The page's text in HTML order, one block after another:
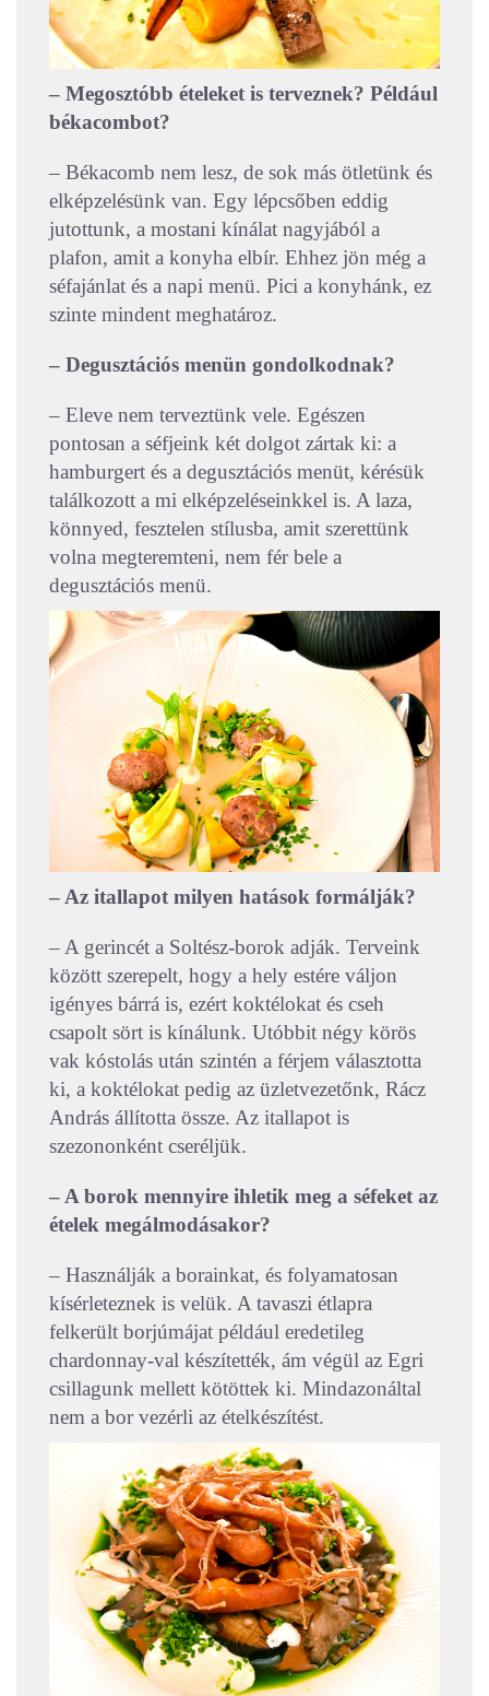
– Megosztóbb ételeket is terveznek? Például
békacombot?
– Békacomb nem lesz, de sok más ötletünk és
elképzelésünk van. Egy lépcsőben eddig
jutottunk, a mostani kínálat nagyjából a
plafon, amit a konyha elbír. Ehhez jön még a
séfajánlat és a napi menü. Pici a konyhánk, ez
szinte mindent meghatároz.
– Degusztációs menün gondolkodnak?
– Eleve nem terveztünk vele. Egészen
pontosan a séfjeink két dolgot zártak ki: a
hamburgert és a degusztációs menüt, kérésük
találkozott a mi elképzeléseinkkel is. A laza,
könnyed, fesztelen stílusba, amit szerettünk
volna megteremteni, nem fér bele a
degusztációs menü.
– Az itallapot milyen hatások formálják?
– A gerincét a Soltész-borok adják. Terveink
között szerepelt, hogy a hely estére váljon
igényes bárrá is, ezért koktélokat és cseh
csapolt sört is kínálunk. Utóbbit négy körös
vak kóstolás után szintén a férjem választotta
ki, a koktélokat pedig az üzletvezetőnk, Rácz
András állította össze. Az itallapot is
szezononként cseréljük.
– A borok mennyire ihletik meg a séfeket az
ételek megálmodásakor?
– Használják a borainkat, és folyamatosan
kísérleteznek is velük. A tavaszi étlapra
felkerült borjúmájat például eredetileg
chardonnay-val készítették, ám végül az Egri
csillagunk mellett kötöttek ki. Mindazonáltal
nem a bor vezérli az ételkészítést.